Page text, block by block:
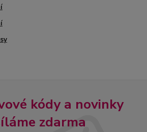
kódy a novinky
zdarma